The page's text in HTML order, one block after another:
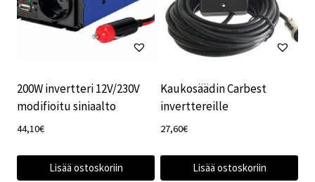
200W invertteri 12V/230V
modifioitu siniaalto
44,10€
Lisää ostoskoriin
Kaukosäädin Carbest
inverttereille
27,60€
Lisää ostoskoriin